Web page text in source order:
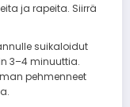
ja rapeita. Siirrä
suikaloidut
3–4 minuuttia.
pehmenneet